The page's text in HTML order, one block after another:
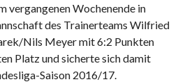
vergangenen Wochenende in
des Trainerteams Wilfried
Nils Meyer mit 6:2 Punkten
Platz und sicherte sich damit
Saison 2016/17.